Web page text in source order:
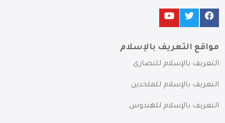
مواقع التعريف بالإسلام
التعريف بالإسلام للنصارى
التعريف بالإسلام للملحدين
التعريف بالإسلام للهندوس